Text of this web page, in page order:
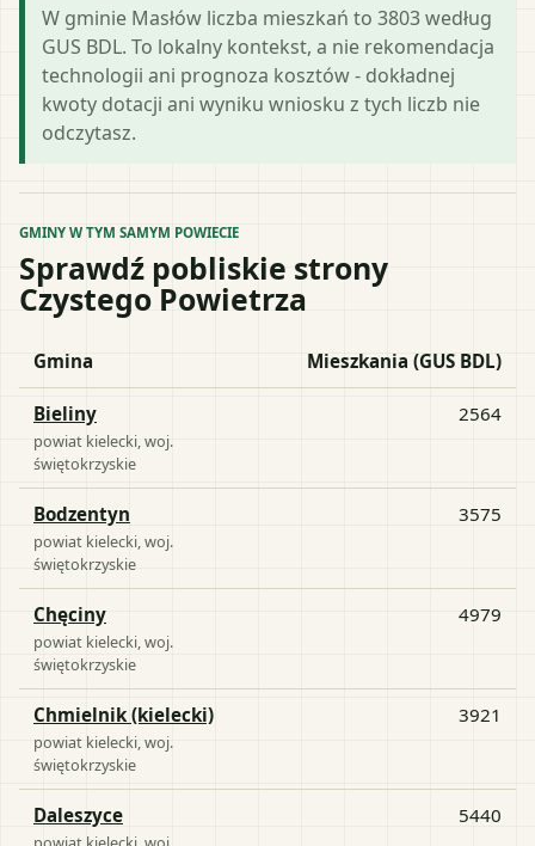
W gminie Masłów liczba mieszkań to 3803 według
GUS BDL. To lokalny kontekst, a nie rekomendacja
technologii ani prognoza kosztów - dokładnej
kwoty dotacji ani wyniku wniosku z tych liczb nie
odczytasz.
GMINY W TYM SAMYM POWIECIE
Sprawdź pobliskie strony
Czystego Powietrza
Gmina Mieszkania (GUS BDL)
Bieliny
powiat kielecki , woj.
świętokrzyskie
2564
Bodzentyn
powiat kielecki , woj.
świętokrzyskie
3575
Chęciny
powiat kielecki , woj.
świętokrzyskie
4979
Chmielnik (kielecki)
powiat kielecki , woj.
świętokrzyskie
3921
Daleszyce 5440